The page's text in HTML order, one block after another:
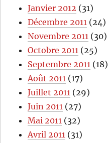
Janvier 2012 (31)
Décembre 2011 (24)
Novembre 2011 (30)
Octobre 2011 (25)
Septembre 2011 (18)
Août 2011 (17)
Juillet 2011 (29)
Juin 2011 (27)
Mai 2011 (32)
Avril 2011 (31)